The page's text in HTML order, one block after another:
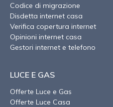
Codice di migrazione
Disdetta internet casa
Verifica copertura internet
Opinioni internet casa
Gestori internet e telefono
LUCE E GAS
Offerte Luce e Gas
Offerte Luce Casa